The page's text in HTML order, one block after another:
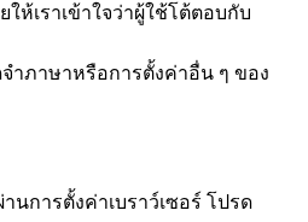
ให้เราเข้าใจว่าผู้ใช้โต้ตอบกับ
จำภาษาหรือการตั้งค่าอื่น ๆ ของ
การตั้งค่าเบราว์เซอร์ โปรด